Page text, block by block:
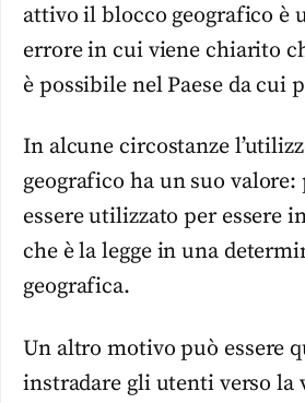
attivo il blocco geografico è
errore in cui viene chiarito
è possibile nel Paese da cui
In alcune circostanze
geografico ha un suo
essere utilizzato per essere
che è la legge in una
geografica.
Un altro motivo può essere
instradare gli utenti verso la